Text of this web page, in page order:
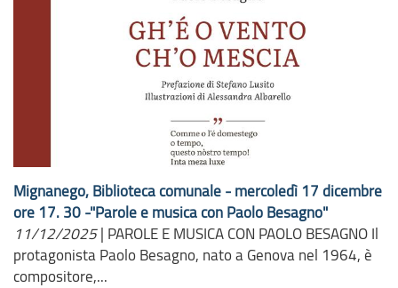
Mignanego, Biblioteca comunale - mercoledì 17 dicembre
ore 17. 30 -"Parole e musica con Paolo Besagno"
11/12/2025 | PAROLE E MUSICA CON PAOLO BESAGNO Il
protagonista Paolo Besagno, nato a Genova nel 1964, è
compositore,...